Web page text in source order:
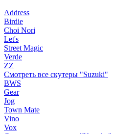
Address
Birdie
Choi Nori
Let's
Street Magic
Verde
ZZ
Смотреть все скутеры "Suzuki"
BWS
Gear
Jog
Town Mate
Vino
Vox